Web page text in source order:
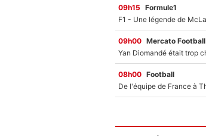
09h15 Formule1
09h00 Mercato Football
08h00 Football